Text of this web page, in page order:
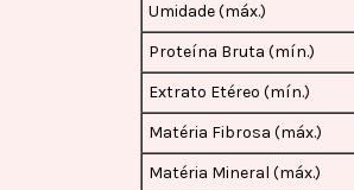
Umidade (máx.)
Proteína Bruta (mín.)
Extrato Etéreo (mín.)
Matéria Fibrosa (máx.)
Matéria Mineral (máx.)